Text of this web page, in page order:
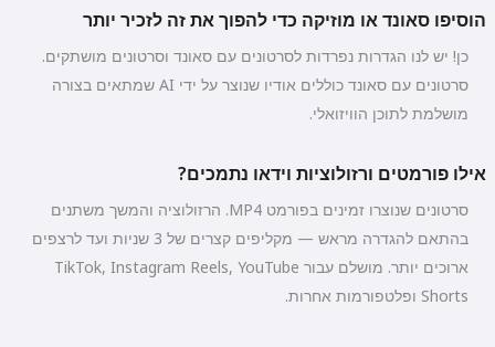
הוסיפו סאונד או מוזיקה כדי להפוך את זה לזכיר יותר
כן! יש לנו הגדרות נפרדות לסרטונים עם סאונד וסרטונים מושתקים.
סרטונים עם סאונד כוללים אודיו שנוצר על ידי AI שמתאים בצורה
מושלמת לתוכן הוויזואלי.
אילו פורמטים ורזולוציות וידאו נתמכים?
סרטונים שנוצרו זמינים בפורמט MP4. הרזולוציה והמשך משתנים
בהתאם להגדרה מראש — מקליפים קצרים של 3 שניות ועד לרצפים
ארוכים יותר. מושלם עבור TikTok, Instagram Reels, YouTube
Shorts ופלטפורמות אחרות.